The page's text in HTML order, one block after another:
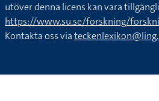
utöver denna licens kan vara
https://www.su.se/forskning/
Kontakta oss via